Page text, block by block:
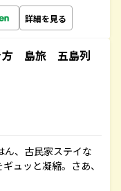
詳細を見る
方 島旅 五島列
ん、古民家ステイな
ュッと凝縮。さあ、